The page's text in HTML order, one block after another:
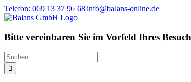
Zum
Inhalt
Telefon: 069 13 37 96 68|info@balans-online.de
Facebook
Instagram
YouTube
Bitte vereinbaren Sie im Vorfeld Ihres
Suche
nach: